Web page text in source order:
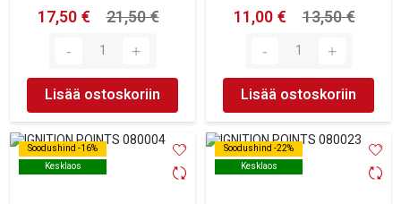
17,50 €
21,50 €
Lisää ostoskoriin
11,00 €
13,50 €
Lisää ostoskoriin
Soodushind -16%
Kesklaos
Soodushind -16%
Kesklaos
Soodushind -22%
Kesklaos
Soodushind -22%
Kesklaos